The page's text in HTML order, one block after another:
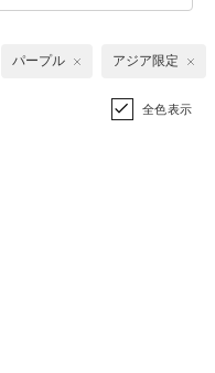
パープル アジア限定
全色表示